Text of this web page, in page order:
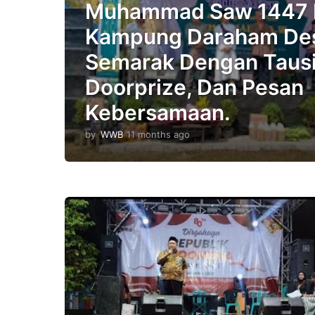
Muhammad Saw 1447
Kampung Daraham
Semarak Dengan
Doorprize, Dan Pesan
Kebersamaan.
by WWB 11 months ago
1
m
t
h
s
a
g
o